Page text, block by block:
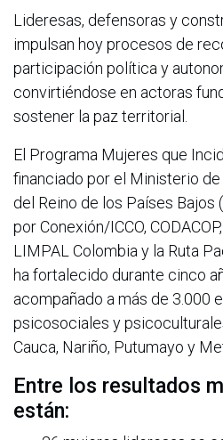
Lideresas, defensoras y
impulsan hoy procesos de
participación política y
convirtiéndose en actoras
sostener la paz territorial.
El Programa Mujeres que
financiado por el Ministerio
del Reino de los Países
por Conexión/ICCO,
LIMPAL Colombia y la Ruta
ha fortalecido durante cinco
acompañado a más de 3.000
psicosociales y
Cauca, Nariño, Putumayo y
Entre los resultados
están: